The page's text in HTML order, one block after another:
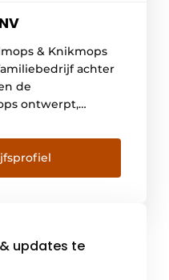
& Knikmops
achter
de
ontwerpt,
gemaakt als
machines om
in sterk
is al ruim
updates te